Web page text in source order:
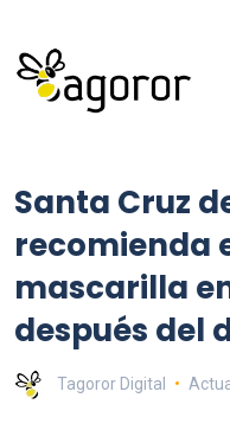
Santa Cruz
recomienda
mascarilla
después del
Tagoror Digital